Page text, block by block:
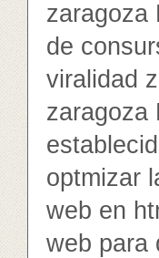
zaragoza
de
viralidad
zaragoza
optmizar
web en
web para